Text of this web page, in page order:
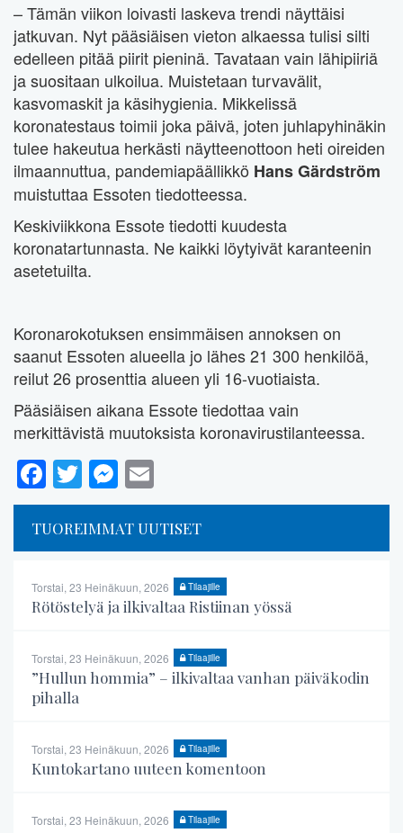
– Tämän viikon loivasti laskeva trendi näyttäisi
jatkuvan. Nyt pääsiäisen vieton alkaessa tulisi silti
edelleen pitää piirit pieninä. Tavataan vain lähipiiriä
ja suositaan ulkoilua. Muistetaan turvavälit,
kasvomaskit ja käsihygienia. Mikkelissä
koronatestaus toimii joka päivä, joten juhlapyhinäkin
tulee hakeutua herkästi näytteenottoon heti oireiden
ilmaannuttua, pandemiapäällikkö Hans Gärdström
muistuttaa Essoten tiedotteessa.
Keskiviikkona Essote tiedotti kuudesta
koronatartunnasta. Ne kaikki löytyivät karanteenin
asetetuilta.
Koronarokotuksen ensimmäisen annoksen on
saanut Essoten alueella jo lähes 21 300 henkilöä,
reilut 26 prosenttia alueen yli 16-vuotiaista.
Pääsiäisen aikana Essote tiedottaa vain
merkittävistä muutoksista koronavirustilanteessa.
Facebook
TwitterMessenger
TUOREIMMAT UUTISET
Torstai, 23 Heinäkuun, 2026 Tilaajille
Rötöstelyä ja ilkivaltaa Ristiinan yössä
Torstai, 23 Heinäkuun, 2026 Tilaajille
”Hullun hommia” – ilkivaltaa vanhan päiväkodin
pihalla
Torstai, 23 Heinäkuun, 2026 Tilaajille
Kuntokartano uuteen komentoon
Torstai, 23 Heinäkuun, 2026 Tilaajille